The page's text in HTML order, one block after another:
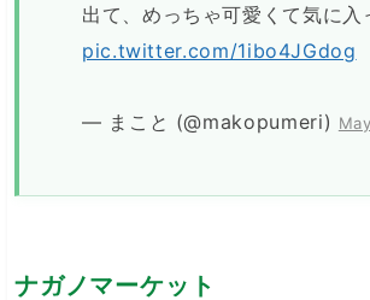
出て、めっちゃ可愛くて気に入
pic.twitter.com/1ibo4JGdog
— まこと (@makopumeri)
ナガノマーケット